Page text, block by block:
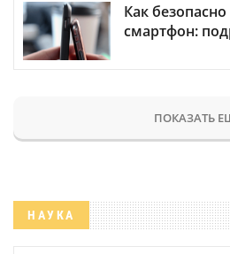
Как
смартфон:
ПОКАЗАТЬ
НАУКА